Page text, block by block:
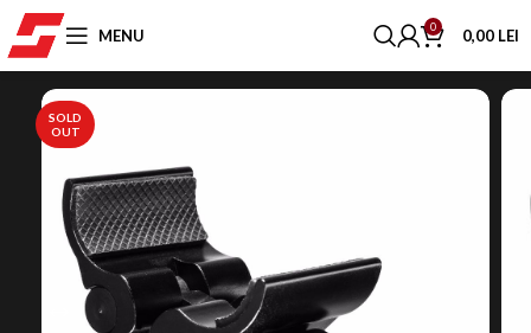
MENU 0 0,00 LEI
SOLD
OUT